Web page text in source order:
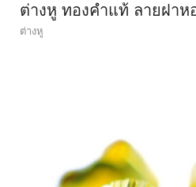
ต่างหู ทองคำแท้ ลายฝาห
ต่างหู